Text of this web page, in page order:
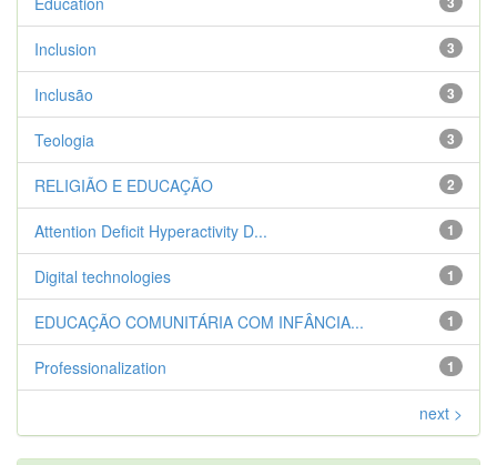
3
Inclusion
3
Inclusão
3
Teologia
2
RELIGIÃO E EDUCAÇÃO
1
Attention Deficit Hyperactivity D...
1
Digital technologies
1
EDUCAÇÃO COMUNITÁRIA COM INFÂNCIA...
1
Professionalization
next >